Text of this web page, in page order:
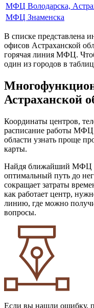
МФЦ Володарска,
МФЦ Знаменска
В списке представлена
офисов Астраханской
горячая линия МФЦ.
один из городов в
Астраханской
Координаты центров,
расписание работы МФЦ
области узнать проще
карты.
Найдя ближайший МФЦ
оптимальный путь до
сокращает затраты
как работает центр,
линию, где можно
вопросы.
Если вы нашли ошибку,